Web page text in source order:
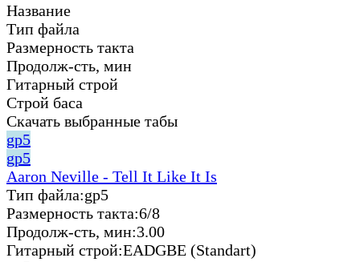
Название
Тип файла
Размерность такта
Продолж-сть, мин
Гитарный строй
Строй баса
Скачать выбранные табы
gp5
gp5
Aaron Neville - Tell It Like It Is
Тип файла:gp5
Размерность такта:6/8
Продолж-сть, мин:3.00
Гитарный строй:EADGBE (Standart)